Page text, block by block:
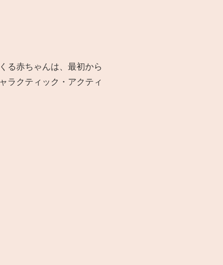
る赤ちゃんは、最初から
ラクティック・アクティ